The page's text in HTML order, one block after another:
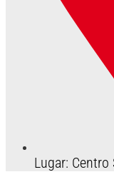
Lugar: Centro